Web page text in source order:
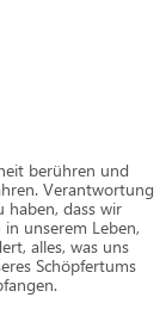
berühren und
Verantwortung
haben, dass wir
unserem Leben,
alles, was uns
Schöpfertums